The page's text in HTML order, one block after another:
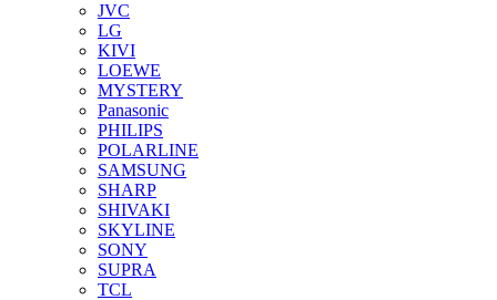
JVC
LG
KIVI
LOEWE
MYSTERY
Panasonic
PHILIPS
POLARLINE
SAMSUNG
SHARP
SHIVAKI
SKYLINE
SONY
SUPRA
TCL